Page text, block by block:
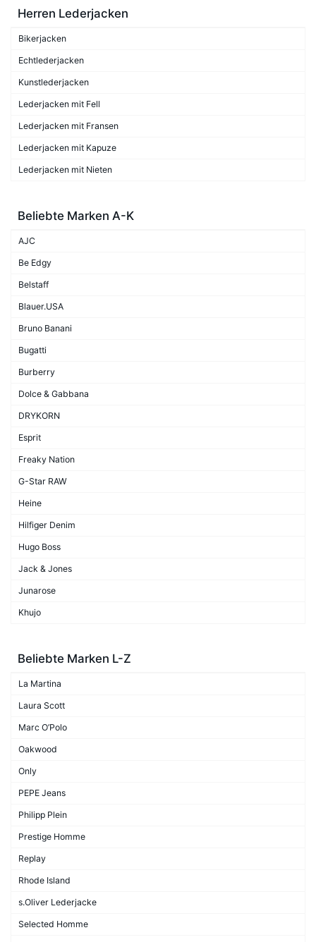
Herren Lederjacken
Bikerjacken
Echtlederjacken
Kunstlederjacken
Lederjacken mit Fell
Lederjacken mit Fransen
Lederjacken mit Kapuze
Lederjacken mit Nieten
Beliebte Marken A-K
AJC
Be Edgy
Belstaff
Blauer.USA
Bruno Banani
Bugatti
Burberry
Dolce & Gabbana
DRYKORN
Esprit
Freaky Nation
G-Star RAW
Heine
Hilfiger Denim
Hugo Boss
Jack & Jones
Junarose
Khujo
Beliebte Marken L-Z
La Martina
Laura Scott
Marc O’Polo
Oakwood
Only
PEPE Jeans
Philipp Plein
Prestige Homme
Replay
Rhode Island
s.Oliver Lederjacke
Selected Homme